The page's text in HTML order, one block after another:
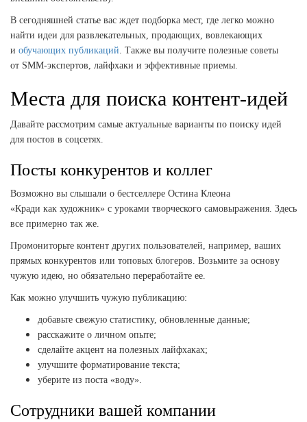
В сегодняшней статье вас ждет подборка мест, где легко можно
найти идеи для развлекательных, продающих, вовлекающих
и обучающих публикаций . Также вы получите полезные советы
от SMM-экспертов, лайфхаки и эффективные приемы.
Места для поиска контент-идей
Давайте рассмотрим самые актуальные варианты по поиску идей
для постов в соцсетях.
Посты конкурентов и коллег
Возможно вы слышали о бестселлере Остина Клеона
«Кради как художник» с уроками творческого самовыражения. Здесь
все примерно так же.
Промониторьте контент других пользователей, например, ваших
прямых конкурентов или топовых блогеров. Возьмите за основу
чужую идею, но обязательно переработайте ее.
Как можно улучшить чужую публикацию:
добавьте свежую статистику, обновленные данные;
расскажите о личном опыте;
сделайте акцент на полезных лайфхаках;
улучшите форматирование текста;
уберите из поста «воду».
Сотрудники вашей компании